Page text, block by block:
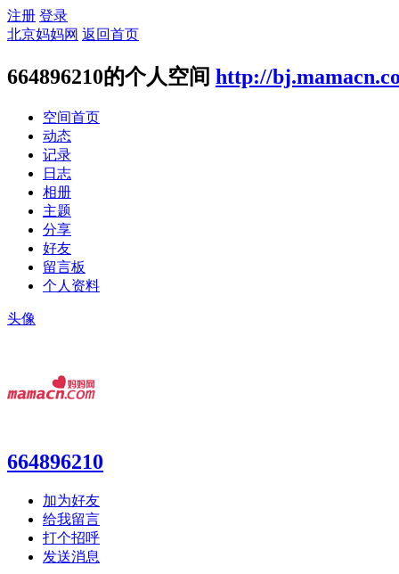
注册 登录
北京妈妈网 返回首页
664896210的个人空间 http://
空间首页
动态
记录
日志
相册
主题
分享
好友
留言板
个人资料
头像
664896210
加为好友
给我留言
打个招呼
发送消息